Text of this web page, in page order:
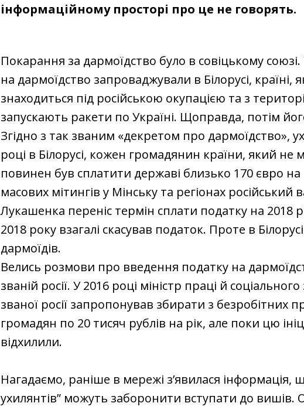
інформаційному просторі про це не говорять.
Покарання за дармоїдство було в совіцькому
на дармоїдство запроваджували в Білорусі, країні,
знаходиться під російською окупацією та з
запускають ракети по Україні. Щоправда, потім
Згідно з так званим «декретом про дармоїдство»,
році в Білорусі, кожен громадянин країни, який не
повинен був сплатити державі близько 170 євро на
масових мітингів у Мінську та регіонах російський
Лукашенка переніс термін сплати податку на 2018
2018 року взагалі скасував податок. Проте в Білорусі
дармоїдів.
Велись розмови про введення податку на
званій росії. У 2016 році міністр праці й
званої росії запропонував збирати з безробітних
громадян по 20 тисяч рублів на рік, але поки цю
відхилили.
Нагадаємо, раніше в мережі з’явилася інформація,
ухилянтів” можуть заборонити вступати до вишів.